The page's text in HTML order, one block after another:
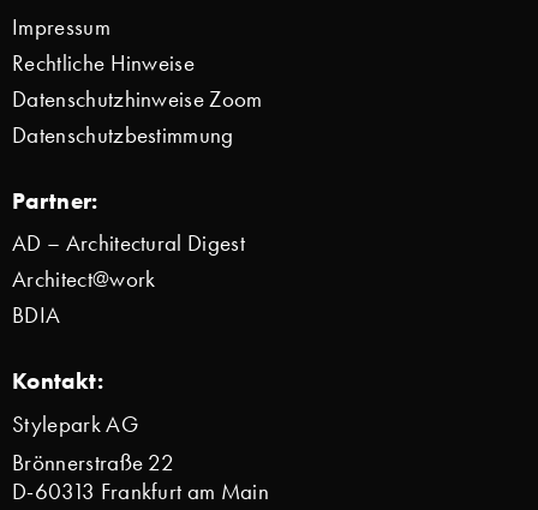
Impressum
Rechtliche Hinweise
Datenschutzhinweise Zoom
Datenschutzbestimmung
Partner:
AD – Architectural Digest
Architect@work
BDIA
Kontakt:
Stylepark AG
Brönnerstraße 22
D-60313 Frankfurt am Main